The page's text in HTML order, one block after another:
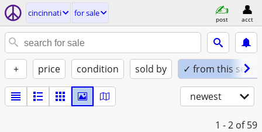
cincinnati for sale
post acct
+ price condition sold by ✓ from this seller
newest
1 - 2 of 59